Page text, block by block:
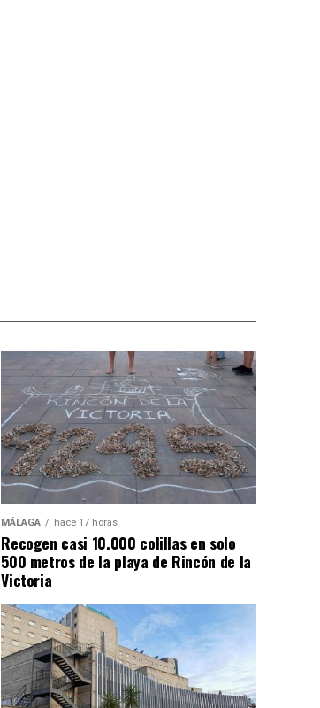
MÁLAGA hace 17 horas
Recogen casi 10.000 colillas en solo
500 metros de la playa de Rincón de la
Victoria